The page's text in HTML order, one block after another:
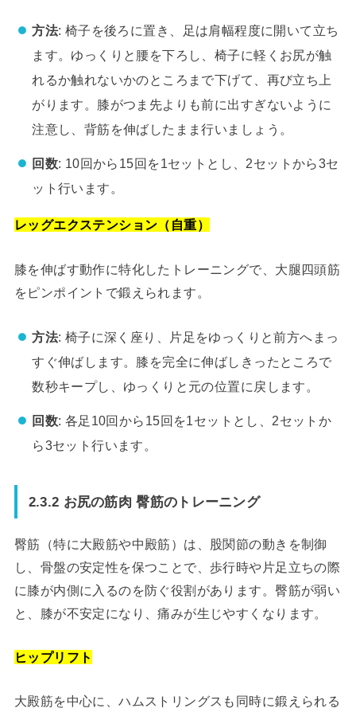
方法: 椅子を後ろに置き、足は肩幅程度に開いて立ち
ます。ゆっくりと腰を下ろし、椅子に軽くお尻が触
れるか触れないかのところまで下げて、再び立ち上
がります。膝がつま先よりも前に出すぎないように
注意し、背筋を伸ばしたまま行いましょう。
回数: 10回から15回を1セットとし、2セットから3セ
ット行います。
レッグエクステンション（自重）
膝を伸ばす動作に特化したトレーニングで、大腿四頭筋
をピンポイントで鍛えられます。
方法: 椅子に深く座り、片足をゆっくりと前方へまっ
すぐ伸ばします。膝を完全に伸ばしきったところで
数秒キープし、ゆっくりと元の位置に戻します。
回数: 各足10回から15回を1セットとし、2セットか
ら3セット行います。
2.3.2 お尻の筋肉 臀筋のトレーニング
臀筋（特に大殿筋や中殿筋）は、股関節の動きを制御
し、骨盤の安定性を保つことで、歩行時や片足立ちの際
に膝が内側に入るのを防ぐ役割があります。臀筋が弱い
と、膝が不安定になり、痛みが生じやすくなります。
ヒップリフト
大殿筋を中心に、ハムストリングスも同時に鍛えられる